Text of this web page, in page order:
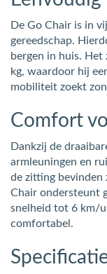
De Go Chair is in
gereedschap.
bergen in huis.
kg, waardoor hij
mobiliteit zoekt
Comfort
Dankzij de
armleuningen en
de zitting bevinden
Chair ondersteunt
snelheid tot 6 km/
comfortabel.